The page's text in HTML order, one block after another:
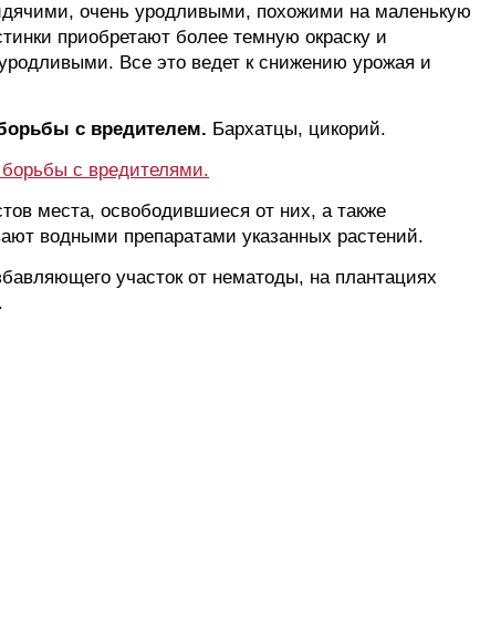
очень уродливыми, похожими на маленькую
приобретают более темную окраску и
Все это ведет к снижению урожая и
с вредителем. Бархатцы, цикорий.
с вредителями.
места, освободившиеся от них, а также
водными препаратами указанных растений.
участок от нематоды, на плантациях